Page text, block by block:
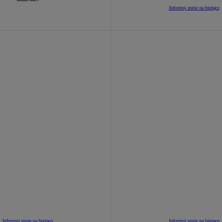
Informuj mnie na bieżąco
Informuj mnie na bieżąco Informuj mnie na bieżąco